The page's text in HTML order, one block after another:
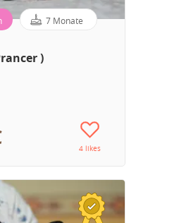
7 Monate
)
4 likes